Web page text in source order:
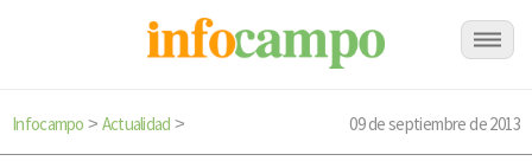
Infocampo > Actualidad > 09 de septiembre de 2013